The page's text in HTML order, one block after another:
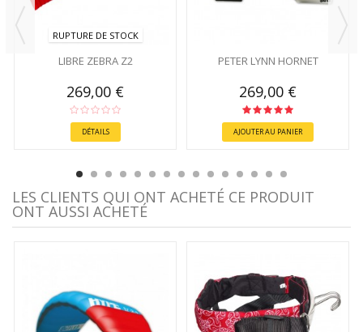
RUPTURE DE STOCK
LIBRE ZEBRA Z2
269,00 €
DÉTAILS
PETER LYNN HORNET
269,00 €
AJOUTER AU PANIER
LES CLIENTS QUI ONT ACHETÉ CE PRODUIT
ONT AUSSI ACHETÉ